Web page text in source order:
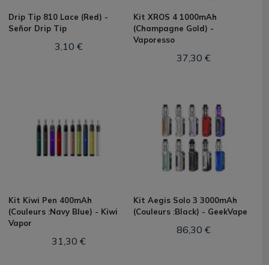
Drip Tip 810 Lace (Red) -
Señor Drip Tip
3,10 €
Kit XROS 4 1000mAh
(Champagne Gold) -
Vaporesso
37,30 €
Kit Kiwi Pen 400mAh
(Couleurs :Navy Blue) - Kiwi
Vapor
31,30 €
Kit Aegis Solo 3 3000mAh
(Couleurs :Black) - GeekVape
86,30 €